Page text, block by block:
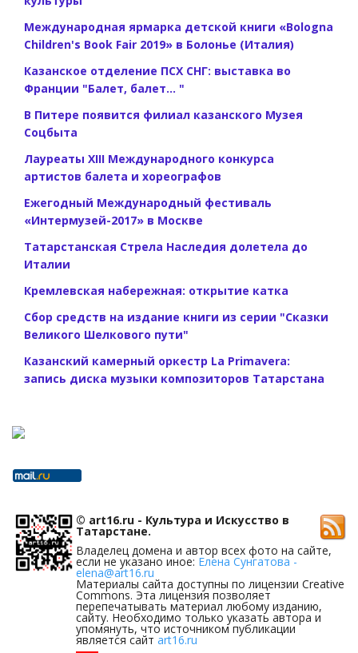
Международная ярмарка детской книги «Bologna
Children's Book Fair 2019» в Болонье (Италия)
Казанское отделение ПСХ СНГ: выставка во
Франции "Балет, балет... "
В Питере появится филиал казанского Музея
Соцбыта
Лауреаты XIII Международного конкурса
артистов балета и хореографов
Ежегодный Международный фестиваль
«Интермузей-2017» в Москве
Татарстанская Стрела Наследия долетела до
Италии
Кремлевская набережная: открытие катка
Сбор средств на издание книги из серии "Сказки
Великого Шелкового пути"
Казанский камерный оркестр La Primavera:
запись диска музыки композиторов Татарстана
© art16.ru - Культура и Искусство в
Татарстане.
Владелец домена и автор всех фото на сайте,
если не указано иное: Елена Сунгатова -
elena@art16.ru
Материалы сайта доступны по лицензии Creative
Commons. Эта лицензия позволяет
перепечатывать материал любому изданию,
сайту. Необходимо только указать автора и
упомянуть, что источником публикации
является сайт art16.ru